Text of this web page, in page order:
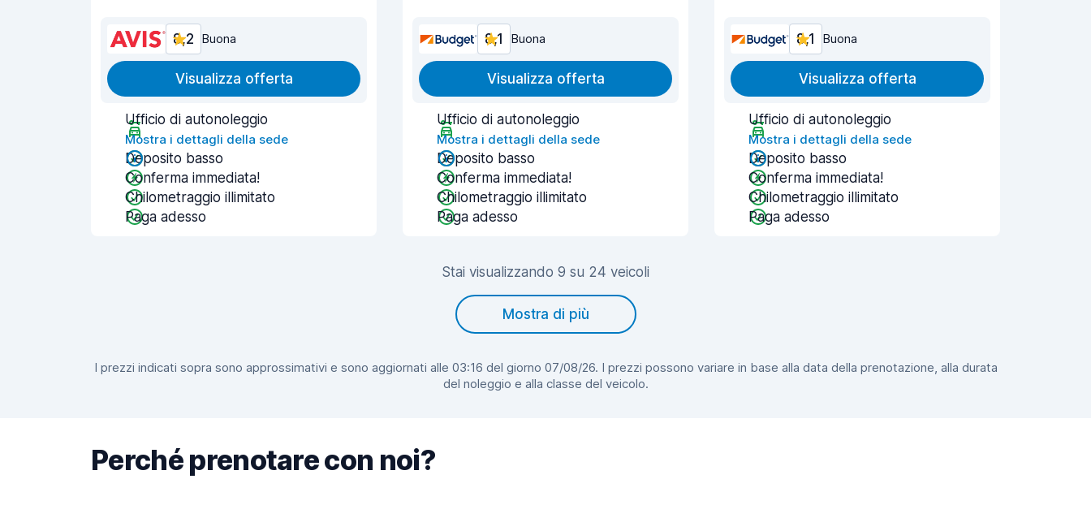
8,2 Buona
Visualizza offerta
Ufficio di autonoleggio
Mostra i dettagli della sede
Deposito basso
Conferma immediata!
Chilometraggio illimitato
Paga adesso
8,1 Buona
Visualizza offerta
Ufficio di autonoleggio
Mostra i dettagli della sede
Deposito basso
Conferma immediata!
Chilometraggio illimitato
Paga adesso
8,1 Buona
Visualizza offerta
Ufficio di autonoleggio
Mostra i dettagli della sede
Deposito basso
Conferma immediata!
Chilometraggio illimitato
Paga adesso
Stai visualizzando 9 su 24 veicoli
Mostra di più
I prezzi indicati sopra sono approssimativi e sono aggiornati alle 03:16 del giorno 07/08/26. I prezzi possono variare in base alla data della prenotazione, alla durata
del noleggio e alla classe del veicolo.
Perché prenotare con noi?